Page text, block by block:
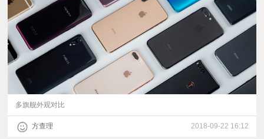
多旗舰外观对比
方查理 2018-09-22 16:12